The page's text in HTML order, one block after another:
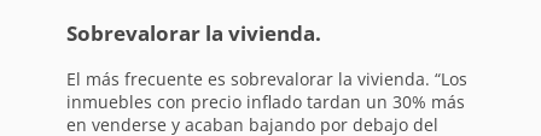
Sobrevalorar la vivienda.
El más frecuente es sobrevalorar la vivienda. “Los
inmuebles con precio inflado tardan un 30% más
en venderse y acaban bajando por debajo del